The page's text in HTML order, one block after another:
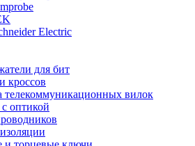
Electric
для бит
кроссов
телекоммуникационных вилок
оптикой